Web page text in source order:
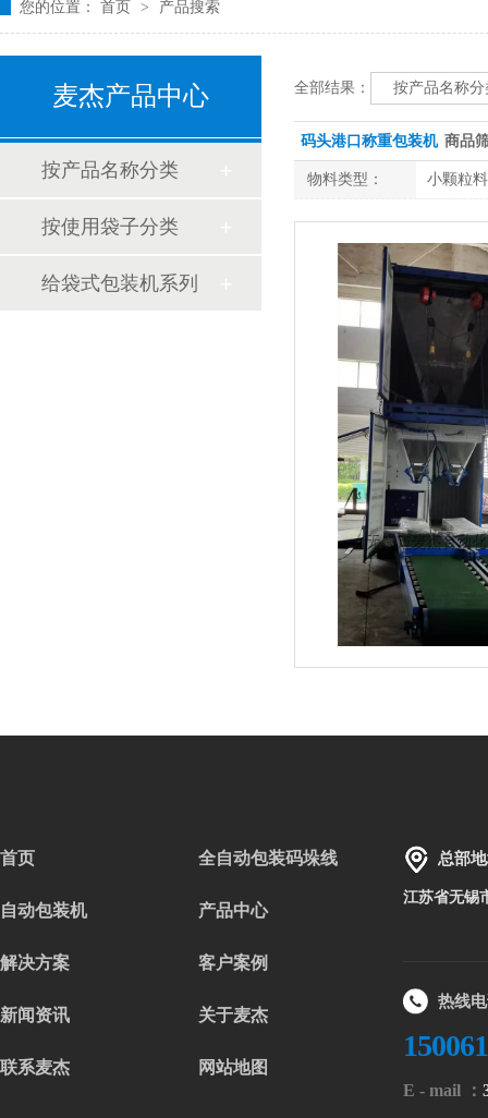
您的位置： 首页 > 产品搜索
麦杰产品中心
按产品名称分类
按使用袋子分类
给袋式包装机系列
全部结果： 按产品名称分
码头港口称重包装机 商品
物料类型： 小颗粒料
首页 全自动包装码垛线
自动包装机 产品中心
解决方案 客户案例
新闻资讯 关于麦杰
联系麦杰 网站地图
总部
江苏省无锡
热线
E - mail ：